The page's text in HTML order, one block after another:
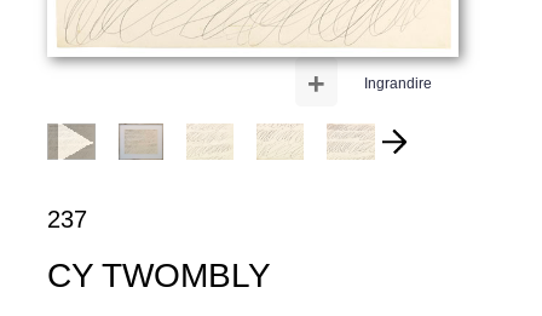
Ingrandire
+
237
CY TWOMBLY